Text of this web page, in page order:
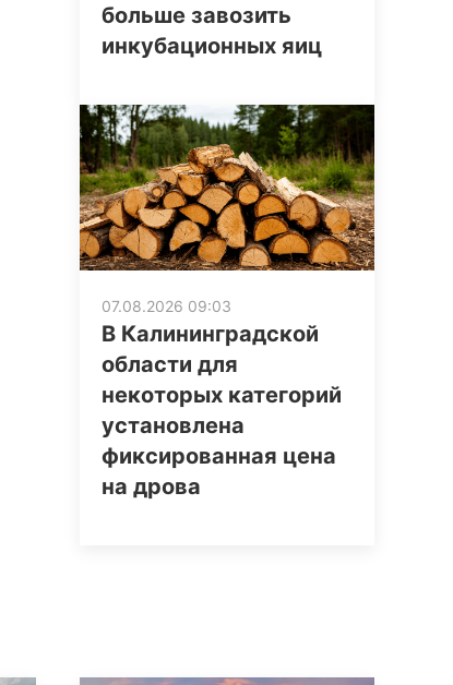
больше завозить
инкубационных яиц
07.08.2026 09:03
В Калининградской
области для
некоторых категорий
установлена
фиксированная цена
на дрова